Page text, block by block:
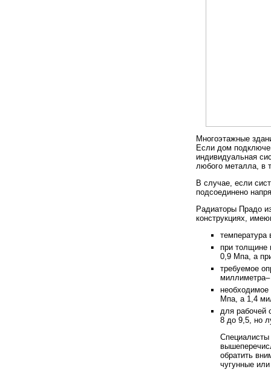
Многоэтажные
Если дом
индивидуальная
любого металла, в
В случае, если
подсоединено
Радиаторы Прадо
конструкциях,
температура
при толщине
0,9 Мпа, а
требуемое
Мпа, а 1,4
для рабочей
8 до 9,5, но
обратить
чугунные